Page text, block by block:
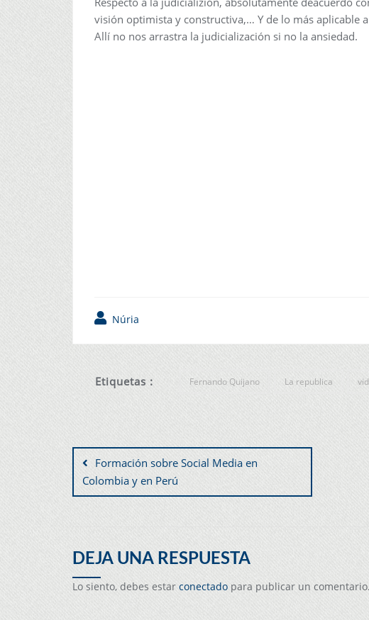
visión optimista y constructiva,… Y de lo más aplicable
Allí no nos arrastra la judicialización si no la ansiedad.
Núria
Etiquetas : Fernando Quijano La republica
Formación sobre Social Media en
Colombia y en Perú
DEJA UNA RESPUESTA
Lo siento, debes estar conectado para publicar un comentario.